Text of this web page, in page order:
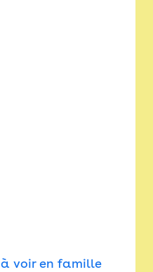
à voir en famille